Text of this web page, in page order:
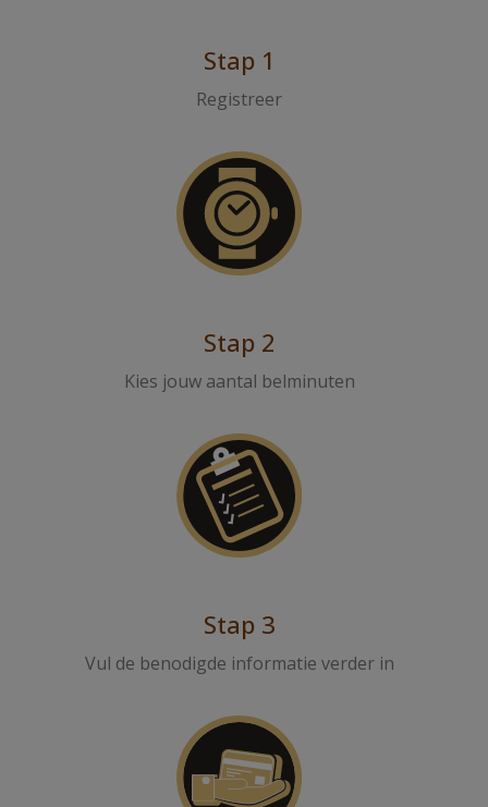
Stap 1
Registreer
Stap 2
Kies jouw aantal belminuten
Stap 3
Vul de benodigde informatie verder in